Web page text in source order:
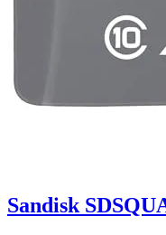
Sandisk